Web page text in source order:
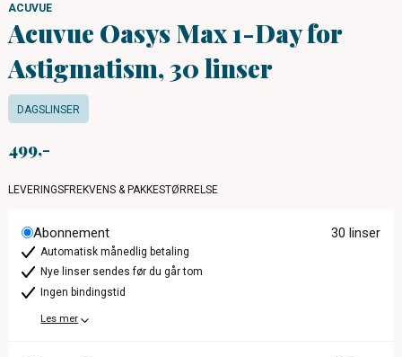
ACUVUE
Acuvue Oasys Max 1-Day for
Astigmatism, 30 linser
DAGSLINSER
499
LEVERINGSFREKVENS & PAKKESTØRRELSE
Abonnement 30 linser
Automatisk månedlig betaling
Nye linser sendes før du går tom
Ingen bindingstid
Les mer